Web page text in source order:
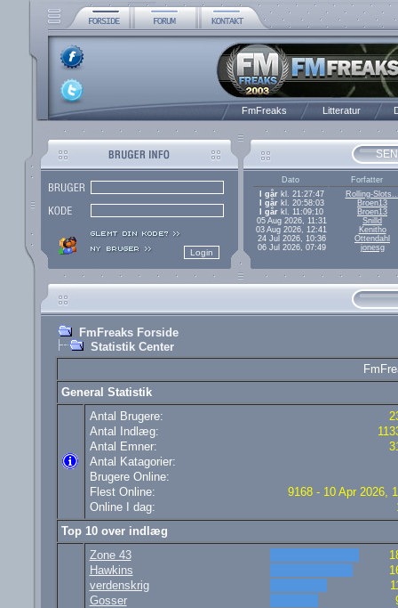
FmFreaks Litteratur
Dato
Forfatter
I gårkl. 21:27:47
Rolling-
I gårkl. 20:58:03
Broen13
I går kl. 11:09:10
Broen13
05 Aug 2026, 11:31
Snilld
03 Aug 2026, 12:41
Kenitho
24 Jul 2026, 10:36
Ottendahl
06 Jul 2026, 07:49
jonesg
FmFreaks Forside
Statistik Center
General Statistik
Antal Brugere:
Antal Indlæg:
Antal Emner:
Antal Katagorier:
Brugere Online:
Flest Online:
9168 - 10 Apr 2026,
Online I dag:
Top 10 over indlæg
Zone 43
Hawkins
verdenskrig
Gosser